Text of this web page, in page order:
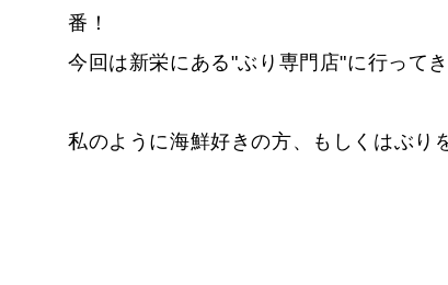
番！
今回は新栄にある"ぶり専門店"に行って
私のように海鮮好きの方、もしくはぶ